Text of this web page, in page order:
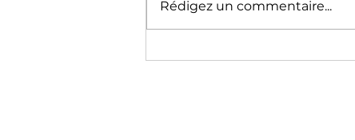
Rédigez un commentaire...